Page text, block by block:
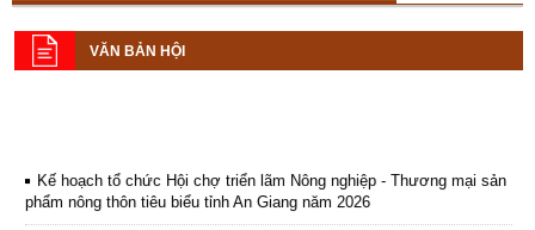
An Phú: Thực hiện chính sách an
sinh xã hội (13/01/2018)
VĂN BẢN HỘI
Kế hoạch tổ chức Hội chợ triển lãm Nông nghiệp - Thương mại sản
phẩm nông thôn tiêu biểu tỉnh An Giang năm 2026